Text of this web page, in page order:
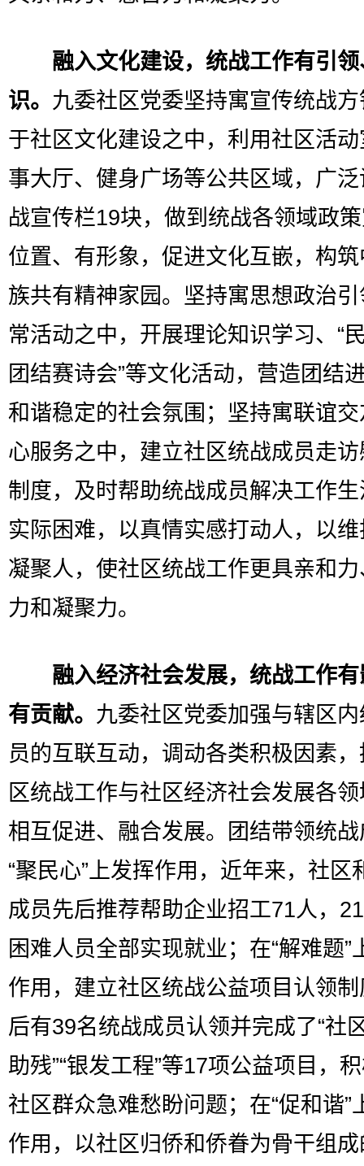
融入文化建设，统战工作有引
识。 九委社区党委坚持寓宣传统战
于社区文化建设之中，利用社区活
事大厅、健身广场等公共区域，广
战宣传栏19块，做到统战各领域政
位置、有形象，促进文化互嵌，构
族共有精神家园。坚持寓思想政治
常活动之中，开展理论知识学习、“
团结赛诗会”等文化活动，营造团结
和谐稳定的社会氛围；坚持寓联谊
心服务之中，建立社区统战成员走
制度，及时帮助统战成员解决工作
实际困难，以真情实感打动人，以
凝聚人，使社区统战工作更具亲和
力和凝聚力。
融入经济社会发展，统战工作
有贡献。 九委社区党委加强与辖区
员的互联互动，调动各类积极因素
区统战工作与社区经济社会发展各
相互促进、融合发展。团结带领统
“聚民心”上发挥作用，近年来，社区
成员先后推荐帮助企业招工71人，
困难人员全部实现就业；在“解难题”
作用，建立社区统战公益项目认领
后有39名统战成员认领并完成了“社
助残”“银发工程”等17项公益项目，
社区群众急难愁盼问题；在“促和谐”
作用，以社区归侨和侨眷为骨干组成